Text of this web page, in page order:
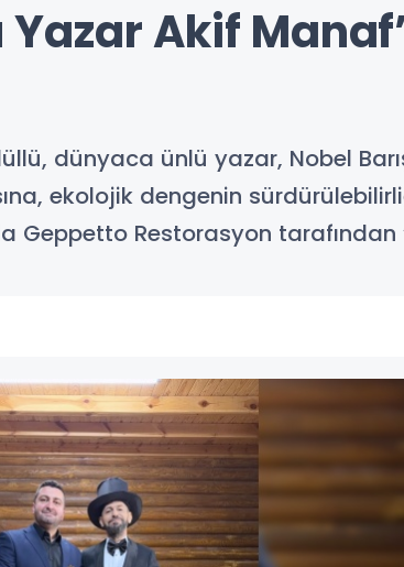
Akif
dünyaca ünlü yazar, Nobel
ekolojik dengenin
Geppetto Restorasyon